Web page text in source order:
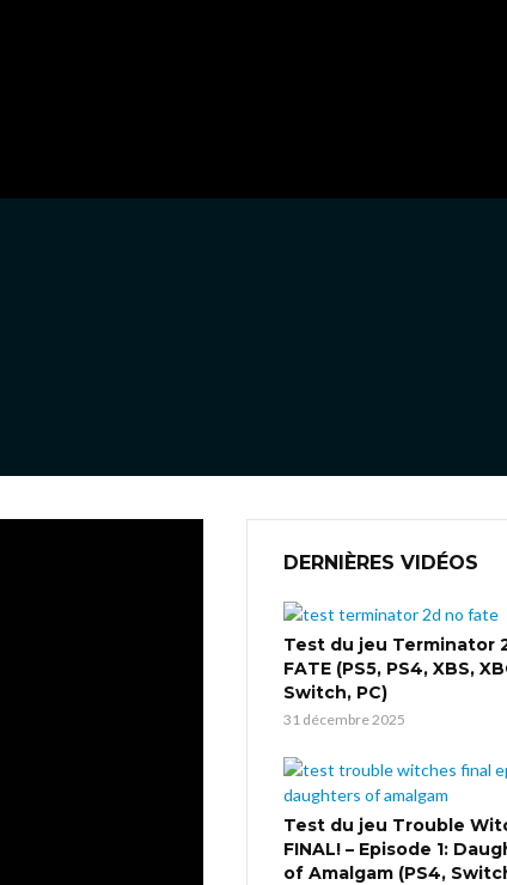
DERNIÈRES VIDÉOS
Test du jeu Terminator
FATE (PS5, PS4, XBS,
Switch, PC)
31 décembre 2025
Test du jeu Trouble
FINAL! – Episode 1:
of Amalgam (PS4,